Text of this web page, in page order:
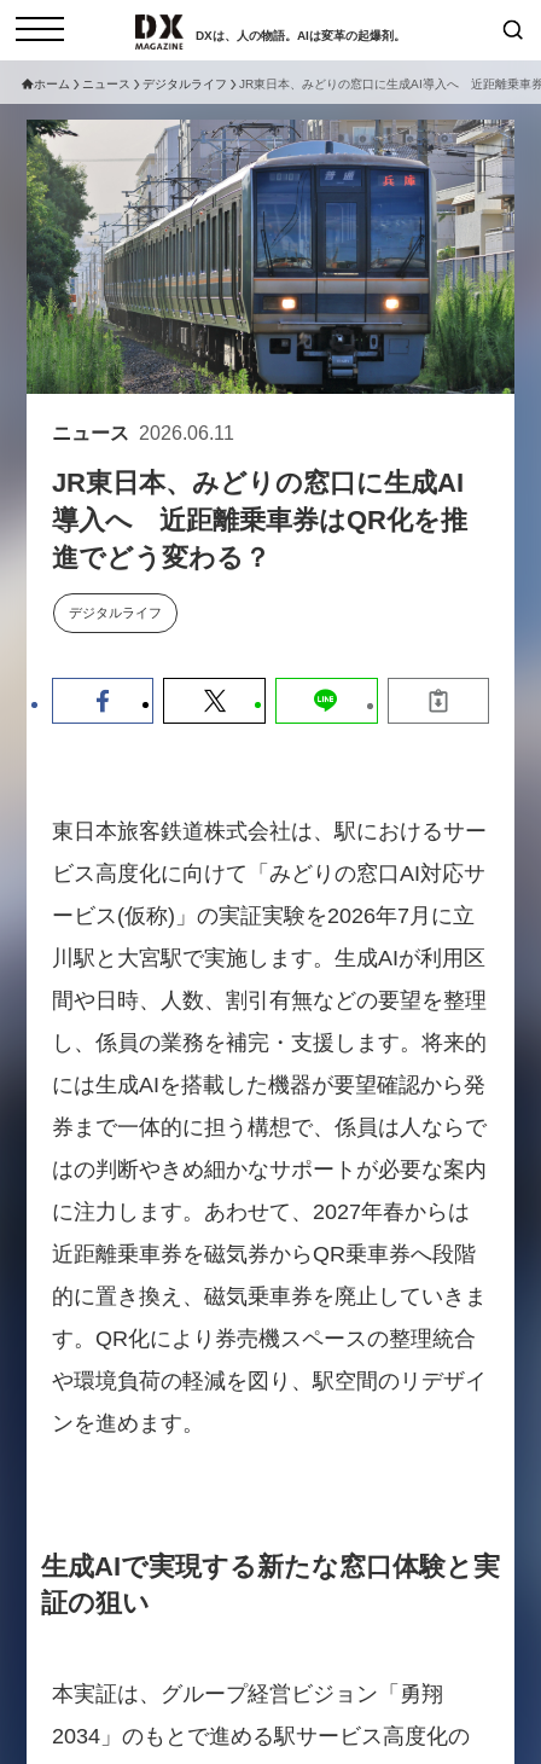
DXは、人の物語。AIは変革の起爆剤。
コラム インタビュー
セミナー ニュース
サービスメニュー 日本オムニチャネル協会
トップページ
特集
動画
サイトマップ
お問い合わせ
個人情報保護法について
採用情報
検索
現在開催予定のセミナー
セミナー
非公開: 【8/6開催】AIエージェン
ト時代、日本企業は何から始める
新潮流から学ぶ〜
セミナー
【8/12開催】「イノベーションを
数値化する」～投資される事業の
ホーム ニュース デジタルライフ JR東日本、みどりの窓口に生成AI導入へ 近距離乗車
ニュース 2026.06.11
JR東日本、みどりの窓口に生成AI
導入へ 近距離乗車券はQR化を推
進でどう変わる？
デジタルライフ
東日本旅客鉄道株式会社は、駅におけるサー
ビス高度化に向けて「みどりの窓口AI対応サ
ービス(仮称)」の実証実験を2026年7月に立
川駅と大宮駅で実施します。生成AIが利用区
間や日時、人数、割引有無などの要望を整理
し、係員の業務を補完・支援します。将来的
には生成AIを搭載した機器が要望確認から発
券まで一体的に担う構想で、係員は人ならで
はの判断やきめ細かなサポートが必要な案内
に注力します。あわせて、2027年春からは
近距離乗車券を磁気券からQR乗車券へ段階
的に置き換え、磁気乗車券を廃止していきま
す。QR化により券売機スペースの整理統合
や環境負荷の軽減を図り、駅空間のリデザイ
ンを進めます。
生成AIで実現する新たな窓口体験と実
証の狙い
本実証は、グループ経営ビジョン「勇翔
2034」のもとで進める駅サービス高度化の